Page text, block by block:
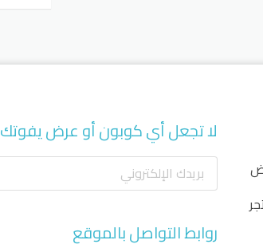
لا تجعل أي كوبون أو عرض يفوتك
روابط التواصل بالموقع